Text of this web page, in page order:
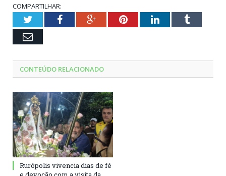
COMPARTILHAR:
TwitterFacebookGoogle+PinterestLinkedInTumblr
Email
CONTEÚDO RELACIONADO
Rurópolis vivencia dias de fé